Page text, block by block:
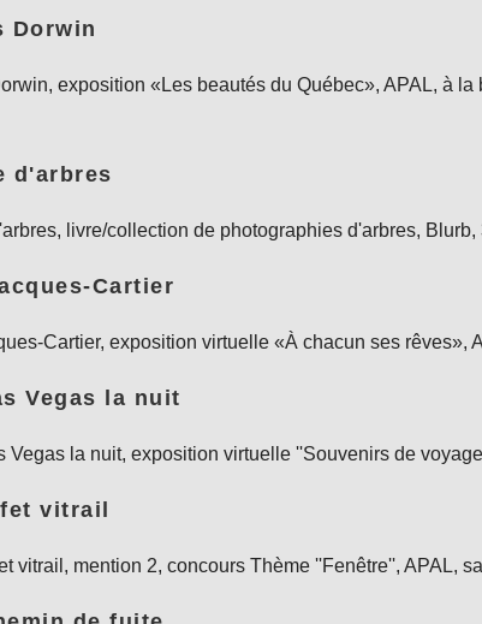
Dorwin
exposition «Les beautés du Québec», APAL, à
d'arbres
livre/collection de photographies d'arbres, Blurb,
Cartier
Cartier, exposition virtuelle «À chacun ses rêves»,
Vegas la nuit
Vegas la nuit, exposition virtuelle ''Souvenirs de
vitrail
vitrail, mention 2, concours Thème ''Fenêtre'', APAL,